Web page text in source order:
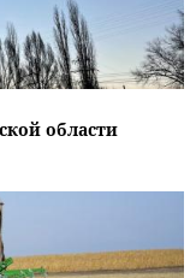
области